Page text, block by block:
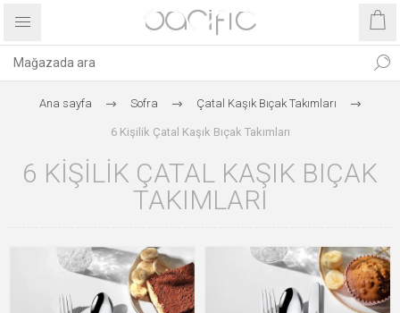
Ana sayfa Sofra Çatal Kaşık Bıçak Takımları
6 Kişilik Çatal Kaşık Bıçak Takımları
6 KIŞILIK ÇATAL KAŞIK BIÇAK
TAKIMLARI